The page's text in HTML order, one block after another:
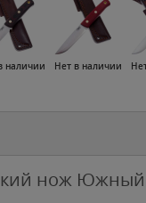
наличии Нет в наличии
нож Южный